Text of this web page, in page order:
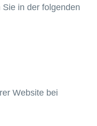
in der folgenden
Website bei